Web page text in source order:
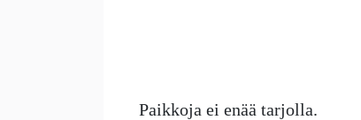
Paikkoja ei enää tarjolla.